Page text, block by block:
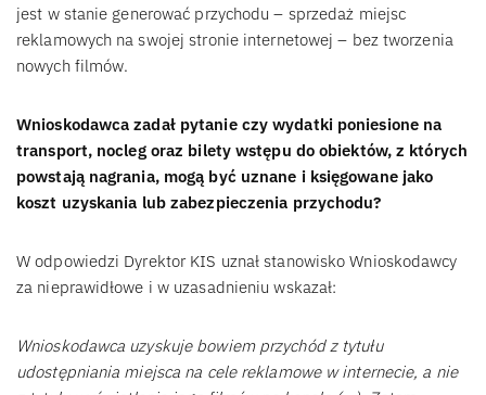
jest w stanie generować przychodu – sprzedaż miejsc
reklamowych na swojej stronie internetowej – bez tworzenia
nowych filmów.
Wnioskodawca zadał pytanie czy wydatki poniesione na
transport, nocleg oraz bilety wstępu do obiektów, z których
powstają nagrania, mogą być uznane i księgowane jako
koszt uzyskania lub zabezpieczenia przychodu?
W odpowiedzi Dyrektor KIS uznał stanowisko Wnioskodawcy
za nieprawidłowe i w uzasadnieniu wskazał:
Wnioskodawca uzyskuje bowiem przychód z tytułu
udostępniania miejsca na cele reklamowe w internecie, a nie